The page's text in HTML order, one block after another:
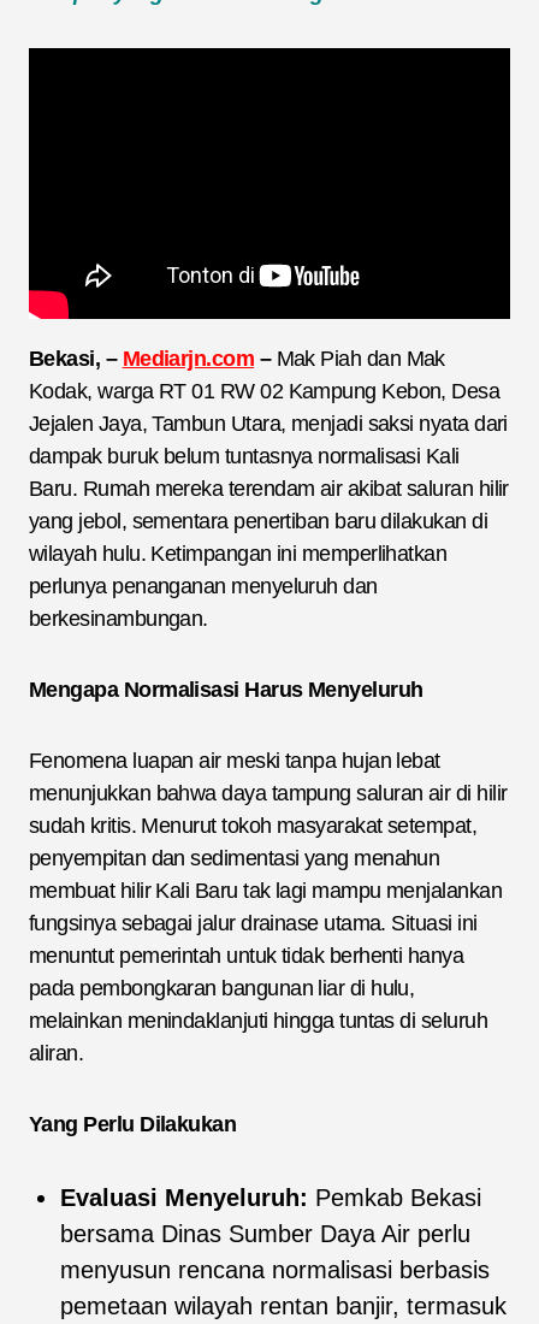
Bekasi, – Mediarjn.com –Mak Piah dan Mak
Kodak, warga RT 01 RW 02 Kampung Kebon, Desa
Jejalen Jaya, Tambun Utara, menjadi saksi nyata dari
dampak buruk belum tuntasnya normalisasi Kali
Baru. Rumah mereka terendam air akibat saluran hilir
yang jebol, sementara penertiban baru dilakukan di
wilayah hulu. Ketimpangan ini memperlihatkan
perlunya penanganan menyeluruh dan
berkesinambungan.
Mengapa Normalisasi Harus Menyeluruh
Fenomena luapan air meski tanpa hujan lebat
menunjukkan bahwa daya tampung saluran air di hilir
sudah kritis. Menurut tokoh masyarakat setempat,
penyempitan dan sedimentasi yang menahun
membuat hilir Kali Baru tak lagi mampu menjalankan
fungsinya sebagai jalur drainase utama. Situasi ini
menuntut pemerintah untuk tidak berhenti hanya
pada pembongkaran bangunan liar di hulu,
melainkan menindaklanjuti hingga tuntas di seluruh
aliran.
Yang Perlu Dilakukan
Evaluasi Menyeluruh: Pemkab Bekasi
bersama Dinas Sumber Daya Air perlu
menyusun rencana normalisasi berbasis
pemetaan wilayah rentan banjir, termasuk